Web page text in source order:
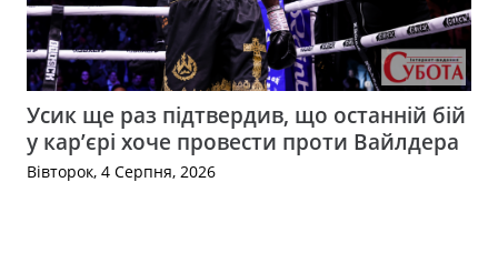
Усик ще раз підтвердив, що останній бій
у кар’єрі хоче провести проти Вайлдера
Вівторок, 4 Серпня, 2026